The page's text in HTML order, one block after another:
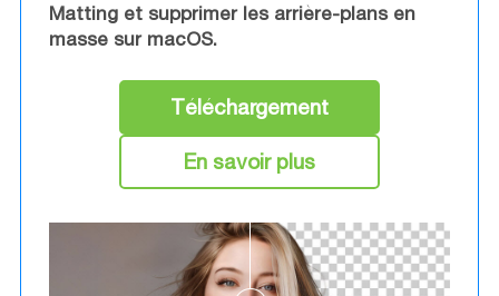
Matting et supprimer les arrière-plans en
masse sur macOS.
Téléchargement
En savoir plus